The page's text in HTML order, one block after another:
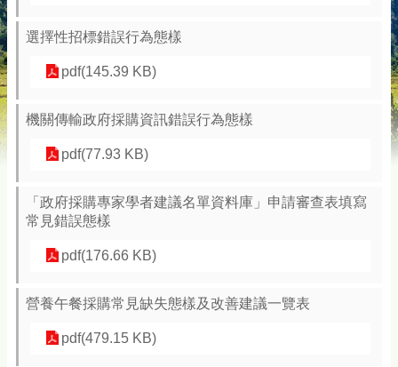
選擇性招標錯誤行為態樣
pdf(145.39 KB)
機關傳輸政府採購資訊錯誤行為態樣
pdf(77.93 KB)
「政府採購專家學者建議名單資料庫」申請審查表填寫
常見錯誤態樣
pdf(176.66 KB)
營養午餐採購常見缺失態樣及改善建議一覽表
pdf(479.15 KB)